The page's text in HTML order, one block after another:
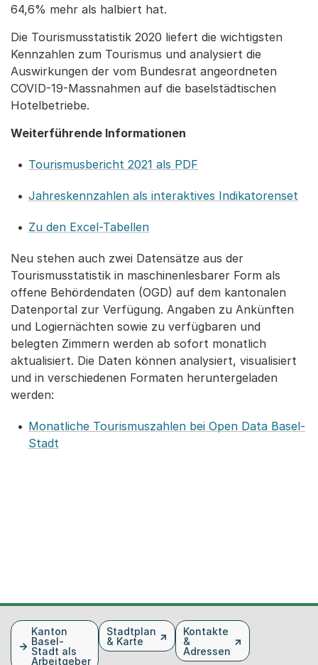
64,6% mehr als halbiert hat.
Die Tourismusstatistik 2020 liefert die wichtigsten
Kennzahlen zum Tourismus und analysiert die
Auswirkungen der vom Bundesrat angeordneten
COVID-19-Massnahmen auf die baselstädtischen
Hotelbetriebe.
Weiterführende Informationen
Tourismusbericht 2021 als PDF
Jahreskennzahlen als interaktives Indikatorenset
Zu den Excel-Tabellen
Neu stehen auch zwei Datensätze aus der
Tourismusstatistik in maschinenlesbarer Form als
offene Behördendaten (OGD) auf dem kantonalen
Datenportal zur Verfügung. Angaben zu Ankünften
und Logiernächten sowie zu verfügbaren und
belegten Zimmern werden ab sofort monatlich
aktualisiert. Die Daten können analysiert, visualisiert
und in verschiedenen Formaten heruntergeladen
werden:
Monatliche Tourismuszahlen bei Open Data Basel-
Stadt
FusszeileKanton
Basel-
Stadt als
Arbeitgeber
Stadtplan
& Karte
Kontakte
&
Adressen